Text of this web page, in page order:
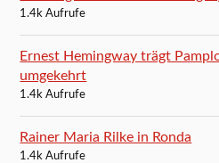
1.4k Aufrufe
Ernest Hemingway trägt
umgekehrt
1.4k Aufrufe
Rainer Maria Rilke in Ronda
1.4k Aufrufe